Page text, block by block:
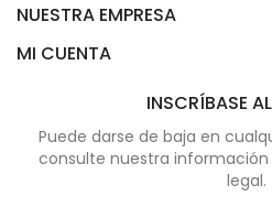
NUESTRA EMPRESA
MI CUENTA
INSCRÍBASE
Puede darse de baja en
consulte nuestra
legal.